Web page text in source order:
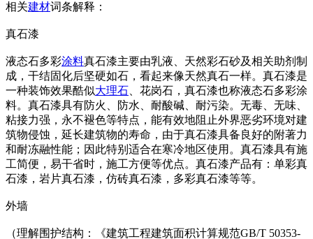
相关建材词条解释：
真石漆
液态石多彩涂料真石漆主要由乳液、天然彩石砂及相关助剂制
成，干结固化后坚硬如石，看起来像天然真石一样。真石漆是
一种装饰效果酷似大理石 、花岗石，真石漆也称液态石多彩涂
料。真石漆具有防火、防水、耐酸碱、耐污染。无毒、无味、
粘接力强，永不褪色等特点，能有效地阻止外界恶劣环境对建
筑物侵蚀，延长建筑物的寿命，由于真石漆具备良好的附著力
和耐冻融性能；因此特别适合在寒冷地区使用。真石漆具有施
工简便，易干省时，施工方便等优点。真石漆产品有：单彩真
石漆，岩片真石漆，仿砖真石漆，多彩真石漆等等。
外墙
（理解围护结构：《建筑工程建筑面积计算规范GB/T 50353-